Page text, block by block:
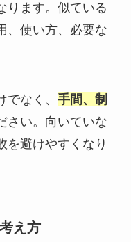
ります。似ている
、使い方、必要な
なく、 手間、制
さい。向いていな
を避けやすくなり
え方